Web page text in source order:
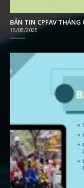
BẢN TIN CPFAV THÁNG
15/05/2025